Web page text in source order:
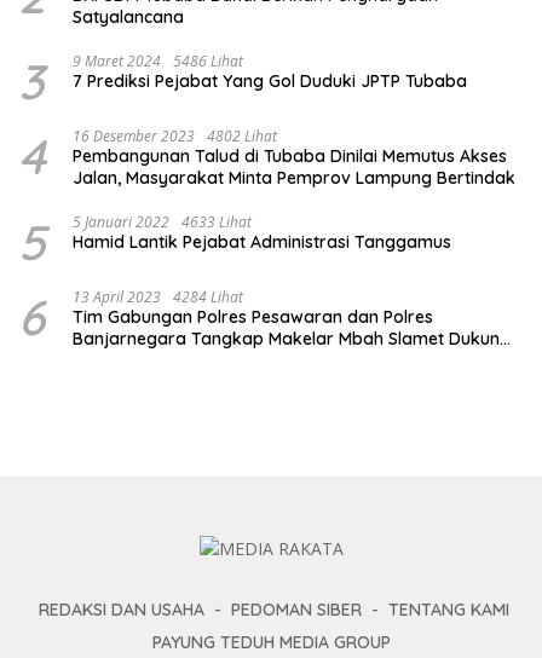
Satyalancana
3 9 Maret 2024 5486 Lihat
7 Prediksi Pejabat Yang Gol Duduki JPTP Tubaba
4 16 Desember 2023 4802 Lihat
Pembangunan Talud di Tubaba Dinilai Memutus Akses
Jalan, Masyarakat Minta Pemprov Lampung Bertindak
5 5 Januari 2022 4633 Lihat
Hamid Lantik Pejabat Administrasi Tanggamus
6 13 April 2023 4284 Lihat
Tim Gabungan Polres Pesawaran dan Polres
Banjarnegara Tangkap Makelar Mbah Slamet Dukun
REDAKSI DAN USAHA PEDOMAN SIBER
TENTANG KAMI
PAYUNG TEDUH MEDIA GROUP